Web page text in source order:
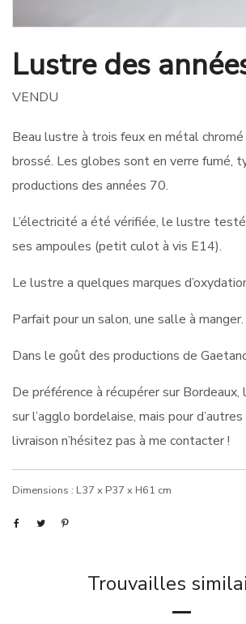
Lustre des
VENDU
Beau lustre à trois feux en métal
brossé. Les globes sont en verre fumé,
productions des années 70.
L’électricité a été vérifiée, le lustre
ses ampoules (petit culot à vis E14).
Le lustre a quelques marques
Parfait pour un salon, une salle à manger.
Dans le goût des productions de
De préférence à récupérer sur
sur l’agglo bordelaise, mais pour
livraison n’hésitez pas à me contacter !
Dimensions : L37 x P37 x H61 cm
Trouvailles